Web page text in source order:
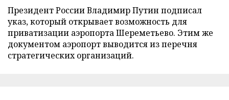
Президент России Владимир Путин подписал
указ, который открывает возможность для
приватизации аэропорта Шереметьево. Этим же
документом аэропорт выводится из перечня
стратегических организаций.